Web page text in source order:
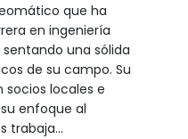
que ha
en ingeniería
una sólida
de su campo. Su
locales e
enfoque al
trabaja...